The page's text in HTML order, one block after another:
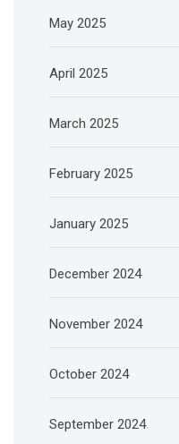
May 2025
April 2025
March 2025
February 2025
January 2025
December 2024
November 2024
October 2024
September 2024